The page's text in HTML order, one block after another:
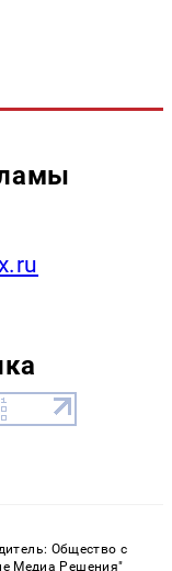
Общество с
Медиа Решения"